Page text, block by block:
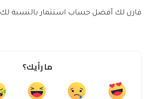
قارن لك أفضل حساب استثمار بالنسبة لك
ما رأيك؟